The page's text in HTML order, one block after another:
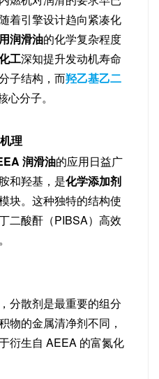
着引擎设计趋向紧凑化
润滑油的化学复杂程度
工深知提升发动机寿命
子结构，而羟乙基乙二
心分子。
理
润滑油的应用日益广
和羟基，是化学添加剂
块。这种独特的结构使
二酸酐（PIBSA）高效
分散剂是最重要的组分
物的金属清净剂不同，
衍生自 AEEA 的富氮化